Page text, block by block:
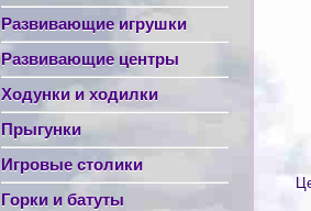
Развивающие игрушки
Развивающие центры
Ходунки и ходилки
Прыгунки
Игровые столики
Горки и батуты